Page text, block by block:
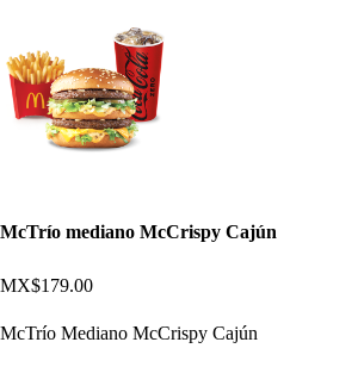
McTrío mediano McCrispy Cajún
MX$179.00
McTrío Mediano McCrispy Cajún